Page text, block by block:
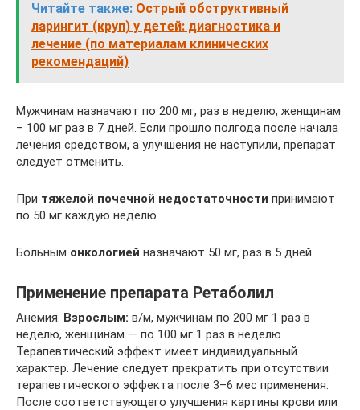
Читайте также: Острый обструктивный
ларингит (круп) у детей: диагностика и
лечение (по материалам клинических
рекомендаций)
Мужчинам назначают по 200 мг, раз в неделю, женщинам
– 100 мг раз в 7 дней. Если прошло полгода после начала
лечения средством, а улучшения не наступили, препарат
следует отменить.
При тяжелой почечной недостаточности принимают
по 50 мг каждую неделю.
Больным онкологией назначают 50 мг, раз в 5 дней.
Применение препарата Ретаболил
Анемия. Взрослым: в/м, мужчинам по 200 мг 1 раз в
неделю, женщинам — по 100 мг 1 раз в неделю.
Терапевтический эффект имеет индивидуальный
характер. Лечение следует прекратить при отсутствии
терапевтического эффекта после 3–6 мес применения.
После соответствующего улучшения картины крови или